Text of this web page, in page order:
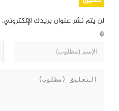
لن يتم نشر عنوان بريدك الإلكتروني.
*